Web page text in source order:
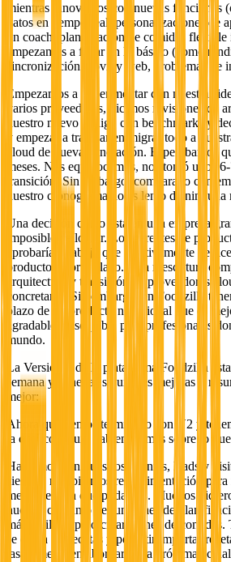
mientras innovamos con nuevas funciones
datos en tiempo real, personalizaciones de
un coach, planificación de comidas
empezamos a fallar en lo básico (como
sincronización móvil y web, problemas de
Empezamos a experimentar con nuestras
varios proveedores, hicimos revisiones de
nuestro nuevo código con benchmarks y
y empezar a trabajar en migrar todo a
cloud de nueva generación. Esperábamos
meses. Nos equivocamos, nos tomó unos
transición. Sin embargo, comparado con
nuestro cronograma no es lento de ninguna
Una decisión como esta en una empresa
imposible de lograr. Los gerentes de
aprobarían trabajo que efectivamente
producto a corto plazo. Una reescritura
arquitectura y transición de proveedores
concretarse. Sin embargo, en Foodzilla
plazo de un producto nutricional que es
agradable y asequible para profesionales
mundo.
La Versión 2 de la plataforma Foodzilla
semana y tiene las siguientes mejoras –
mejor:
Ahora que hemos terminado con V2 y
la cual construir, hablemos más sobre lo
Hablamos con nuestros clientes, leads y
siempre recopilamos retroalimentación
mejor versión que podamos. Muchos
nuestro conjunto de funciones de
más fácil y rápido crear planes de comidas.
se crean las recetas y permitir importar
las primeras en abordar en la próxima